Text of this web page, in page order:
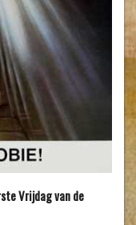
Vrijdag van de